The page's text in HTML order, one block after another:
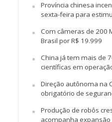
Província chinesa
sexta-feira para
Com câmeras de 200
Brasil por R$ 19.999
China já tem mais de
científicas em
Direção autônoma na
obrigatório de
Produção de robôs
acompanha